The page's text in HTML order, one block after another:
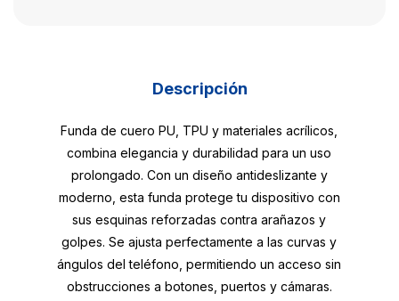
Descripción
Funda de cuero PU, TPU y materiales acrílicos,
combina elegancia y durabilidad para un uso
prolongado. Con un diseño antideslizante y
moderno, esta funda protege tu dispositivo con
sus esquinas reforzadas contra arañazos y
golpes. Se ajusta perfectamente a las curvas y
ángulos del teléfono, permitiendo un acceso sin
obstrucciones a botones, puertos y cámaras.